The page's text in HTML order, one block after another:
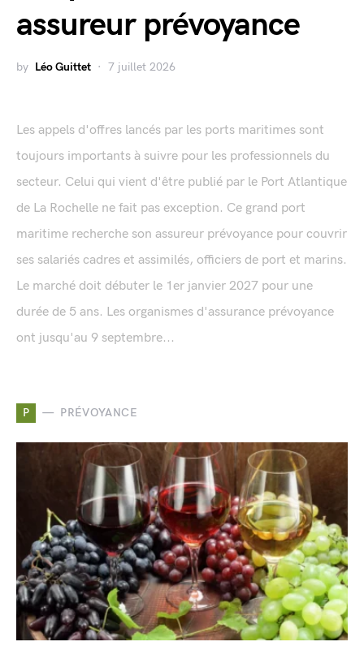
assureur prévoyance
by Léo Guittet 7 juillet 2026
Les appels d'offres lancés par les ports maritimes sont
toujours importants à suivre pour les professionnels du
secteur. Celui qui vient d'être publié par le Port Atlantique
de La Rochelle ne fait pas exception. Ce grand port
maritime recherche son assureur prévoyance pour couvrir
ses salariés cadres et assimilés, officiers de port et marins.
Le marché doit débuter le 1er janvier 2027 pour une
durée de 5 ans. Les organismes d'assurance prévoyance
ont jusqu'au 9 septembre...
P PRÉVOYANCE